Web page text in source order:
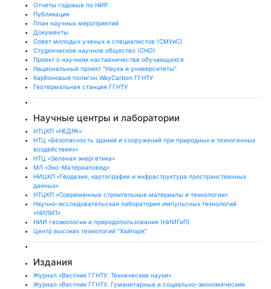
Отчеты годовые по НИР
Публикации
План научныx мероприятий
Документы
Совет молодых ученых и специалистов (СМУиС)
Студенческое научное общество (СНО)
Проект о научном наставничестве обучающихся
Национальный проект "Наука и университеты"
Карбоновый полигон WayCarbon ГГНТУ
Геотермальная станция ГГНТУ
Научные центры и лаборатории
НТЦКП «НЕДРА»
НТЦ «Безопасность зданий и сооружений при природных и техногенных
воздействиях»
НТЦ «Зеленая энергетика»
МЛ «Эко-Материаловед»
НИЦКП «Геодезия, картография и инфраструктура пространственных
данных»
НТЦКП «Современные строительные материалы и технологии»
Научно-исследовательская лаборатория импульсных технологий
«НИЛИТ»
НИИ геоэкологии и природопользования (НИИГиП)
Центр высоких технологий "Хайпарк"
Издания
Журнал «Вестник ГГНТУ. Технические науки»
Журнал «Вестник ГГНТУ. Гуманитарные и социально-экономические